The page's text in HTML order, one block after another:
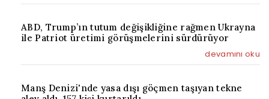
ABD, Trump’ın tutum değişikliğine rağmen Ukrayna
ile Patriot üretimi görüşmelerini sürdürüyor
devamını oku
Manş Denizi'nde yasa dışı göçmen taşıyan tekne